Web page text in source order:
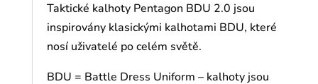
Taktické kalhoty Pentagon BDU 2.0 jsou
inspirovány klasickými kalhotami BDU, které
nosí uživatelé po celém světě.
BDU = Battle Dress Uniform – kalhoty jsou